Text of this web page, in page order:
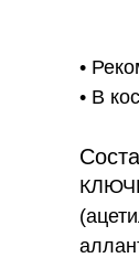
•
• В